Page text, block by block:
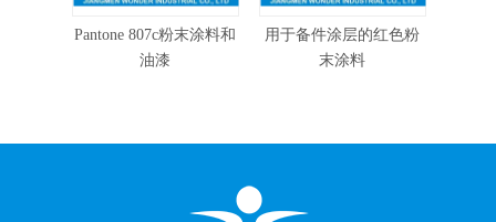
Pantone 807c粉末涂料和
油漆
用于备件涂层的红色粉
末涂料